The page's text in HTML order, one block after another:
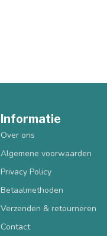
Informatie
Over ons
Algemene voorwaarden
Privacy Policy
Betaalmethoden
Verzenden & retourneren
Contact